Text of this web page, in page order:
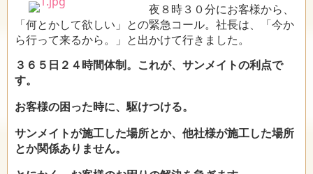
夜８時３０分にお客様から、
「何とかして欲しい」との緊急コール。社長は、「今か
ら行って来るから。」と出かけて行きました。
３６５日２４時間体制。これが、サンメイトの利点で
す。
お客様の困った時に、駆けつける。
サンメイトが施工した場所とか、他社様が施工した場所
とか関係ありません。